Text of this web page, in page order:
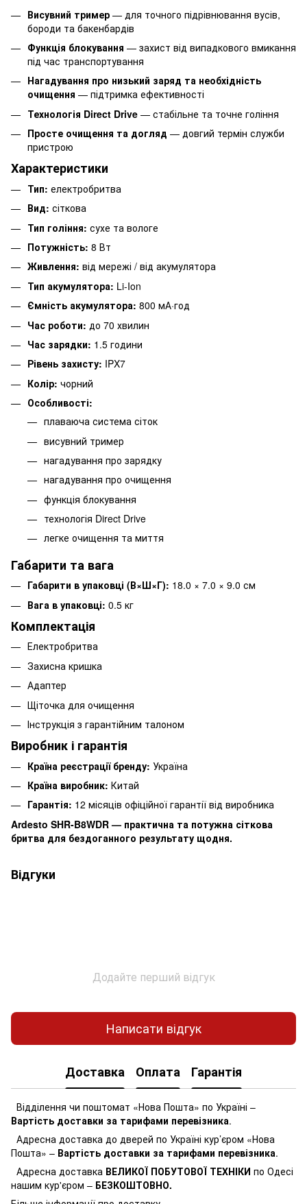
Висувний тример — для точного підрівнювання вусів,
бороди та бакенбардів
Функція блокування — захист від випадкового вмикання
під час транспортування
Нагадування про низький заряд та необхідність
очищення — підтримка ефективності
Технологія Direct Drive — стабільне та точне гоління
Просте очищення та догляд — довгий термін служби
пристрою
Характеристики
Тип: електробритва
Вид: сіткова
Тип гоління: сухе та вологе
Потужність: 8 Вт
Живлення: від мережі / від акумулятора
Тип акумулятора: Li-Ion
Ємність акумулятора: 800 мА·год
Час роботи: до 70 хвилин
Час зарядки: 1.5 години
Рівень захисту: IPX7
Колір: чорний
Особливості:
плаваюча система сіток
висувний тример
нагадування про зарядку
нагадування про очищення
функція блокування
технологія Direct Drive
легке очищення та миття
Габарити та вага
Габарити в упаковці (В×Ш×Г): 18.0 × 7.0 × 9.0 см
Вага в упаковці: 0.5 кг
Комплектація
Електробритва
Захисна кришка
Адаптер
Щіточка для очищення
Інструкція з гарантійним талоном
Виробник і гарантія
Країна реєстрації бренду: Україна
Країна виробник: Китай
Гарантія: 12 місяців офіційної гарантії від виробника
Ardesto SHR-B8WDR — практична та потужна сіткова
бритва для бездоганного результату щодня.
Відгуки
Додайте перший відгук
Написати відгук
Доставка Оплата Гарантія
Відділення чи поштомат «Нова Пошта» по Україні –
Вартість доставки за тарифами перевізника.
Адресна доставка до дверей по Україні кур’єром «Нова
Пошта» – Вартість доставки за тарифами перевізника.
Адресна доставка ВЕЛИКОЇ ПОБУТОВОЇ ТЕХНІКИ по Одесі
нашим кур'єром – БЕЗКОШТОВНО.